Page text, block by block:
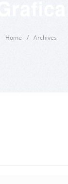
Home / Archives